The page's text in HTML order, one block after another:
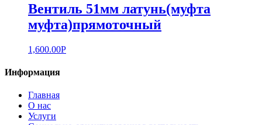
Вентиль 51мм латунь(муфта
муфта)прямоточный
1,600.00Р
Информация
Главная
О нас
Услуги